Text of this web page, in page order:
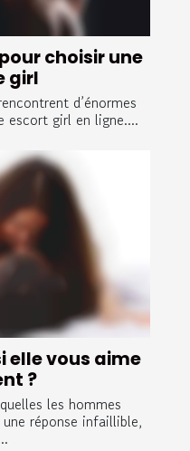
choisir une
girl
d’énormes
escort girl en ligne....
elle vous aime
?
les hommes
réponse infaillible,